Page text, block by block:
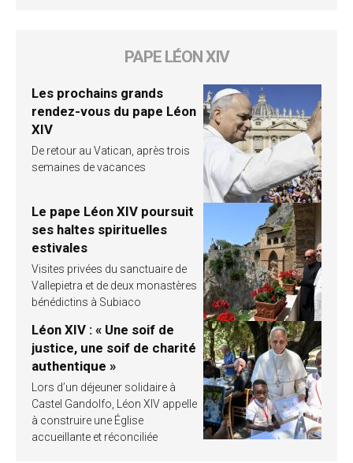
PAPE LÉON XIV
Les prochains grands
rendez-vous du pape Léon
XIV
De retour au Vatican, après trois
semaines de vacances
Le pape Léon XIV poursuit
ses haltes spirituelles
estivales
Visites privées du sanctuaire de
Vallepietra et de deux monastères
bénédictins à Subiaco
Léon XIV : « Une soif de
justice, une soif de charité
authentique »
Lors d’un déjeuner solidaire à
Castel Gandolfo, Léon XIV appelle
à construire une Église
accueillante et réconciliée